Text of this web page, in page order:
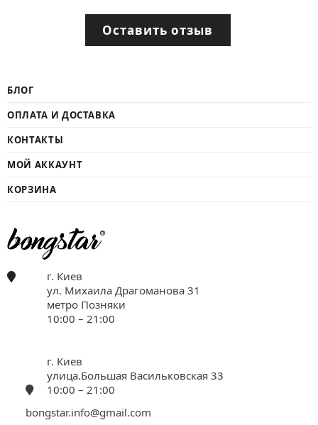
Оставить отзыв
БЛОГ
ОПЛАТА И ДОСТАВКА
КОНТАКТЫ
МОЙ АККАУНТ
КОРЗИНА
г. Киев
ул. Михаила Драгоманова 31
метро Позняки
10:00 – 21:00
г. Киев
улица.Большая Васильковская 33
10:00 – 21:00
bongstar.info@gmail.com